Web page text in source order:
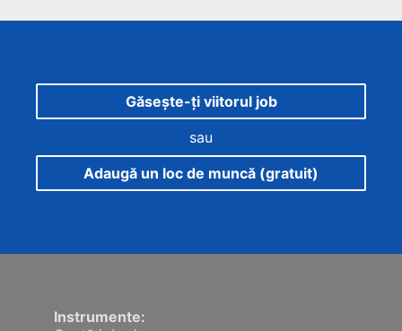
Găsește-ți viitorul job
sau
Adaugă un loc de muncă (gratuit)
Instrumente: